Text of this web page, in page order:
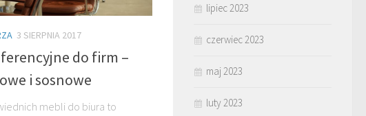
3 SIERPNIA 2017
do firm –
i sosnowe
mebli do biura to
lipiec 2023
czerwiec 2023
maj 2023
luty 2023